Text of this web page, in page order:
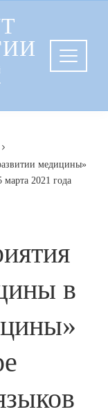
медицины»
2021 года
в